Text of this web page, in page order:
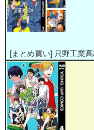
[まとめ買い] 只野工業